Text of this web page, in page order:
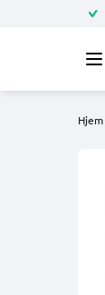
Hjem